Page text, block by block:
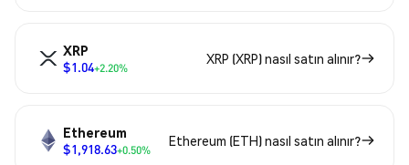
XRP
$1.04+2.20%
XRP (XRP) nasıl satın alınır?
Ethereum
$1,918.63+0.50%
Ethereum (ETH) nasıl satın alınır?